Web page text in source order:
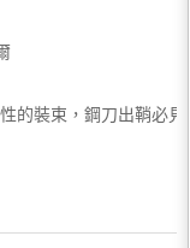
的裝束，鋼刀出鞘必